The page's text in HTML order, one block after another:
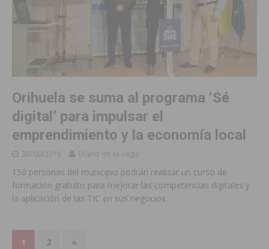
Orihuela se suma al programa ‘Sé
digital’ para impulsar el
emprendimiento y la economía local
30/06/2016 Diario de la vega
150 personas del municipio podrán realizar un curso de
formación gratuito para mejorar las competencias digitales y
la aplicación de las TIC en sus negocios
1 2 »